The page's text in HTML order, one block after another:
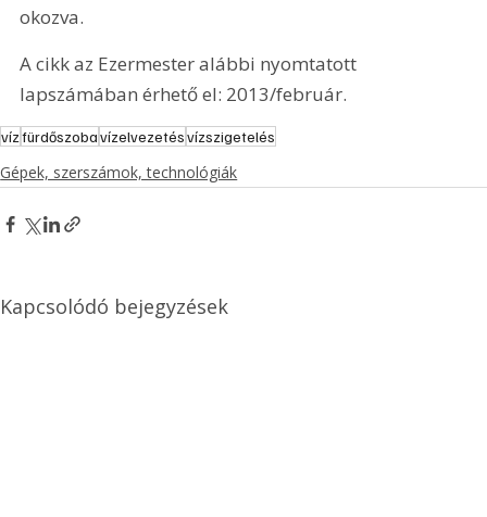
okozva.
A cikk az Ezermester alábbi nyomtatott
lapszámában érhető el: 2013/február.
vízfürdőszobavízelvezetésvízszigetelés
Gépek, szerszámok, technológiák
Kapcsolódó bejegyzések